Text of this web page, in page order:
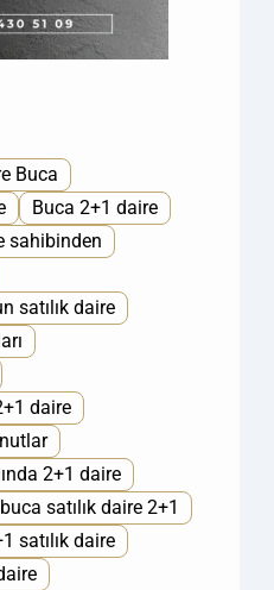
Buca
Buca 2+1 daire
sahibinden
satılık daire
daire
2+1 daire
buca satılık daire 2+1
satılık daire